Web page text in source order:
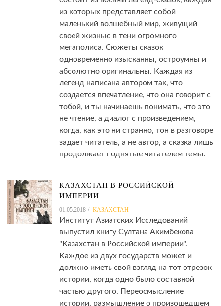
из которых представляет собой
маленький волшебный мир, живущий
своей жизнью в тени огромного
мегаполиса. Сюжеты сказок
одновременно изысканны, остроумны и
абсолютно оригинальны. Каждая из
легенд написана автором так, что
создается впечатление, что она говорит с
тобой, и ты начинаешь понимать, что это
не чтение, а диалог с произведением,
когда, как это ни странно, тон в разговоре
задает читатель, а не автор, а сказка лишь
продолжает поднятые читателем темы.
КАЗАХСТАН В РОССИЙСКОЙ
ИМПЕРИИ
01.05.2018 КАЗАХСТАН
Институт Азиатских Исследований
выпустил книгу Султана Акимбекова
"Казахстан в Российской империи".
Каждое из двух государств может и
должно иметь свой взгляд на тот отрезок
истории, когда одно было составной
частью другого. Переосмысление
истории, размышление о произошедшем